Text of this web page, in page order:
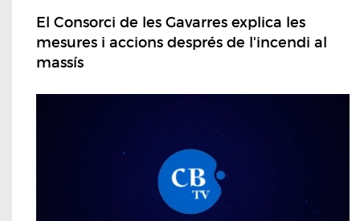
El Consorci de les Gavarres explica les
mesures i accions després de l'incendi al
massís